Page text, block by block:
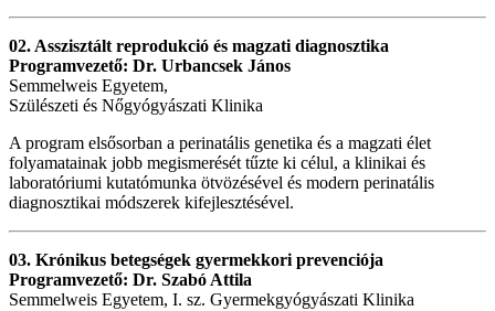
02. Asszisztált reprodukció és magzati diagnosztika
Programvezető: Dr. Urbancsek János
Semmelweis Egyetem,
Szülészeti és Nőgyógyászati Klinika
A program elsősorban a perinatális genetika és a magzati élet
folyamatainak jobb megismerését tűzte ki célul, a klinikai és
laboratóriumi kutatómunka ötvözésével és modern perinatális
diagnosztikai módszerek kifejlesztésével.
03. Krónikus betegségek gyermekkori prevenciója
Programvezető: Dr. Szabó Attila
Semmelweis Egyetem, I. sz. Gyermekgyógyászati Klinika